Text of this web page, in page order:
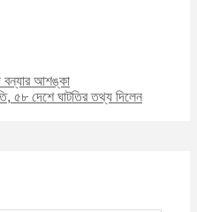
বন্যার আশঙ্কা
৫৮ দেশে ঘাটতির তথ্য দিলেন